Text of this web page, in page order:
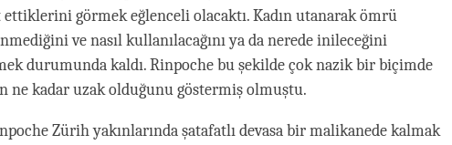
ettiklerini görmek eğlenceli olacaktı. Kadın utanarak ömrü
ve nasıl kullanılacağını ya da nerede inileceğini
durumunda kaldı. Rinpoche bu şekilde çok nazik bir biçimde
ne kadar uzak olduğunu göstermiş olmuştu.
Zürih yakınlarında şatafatlı devasa bir malikanede kalmak